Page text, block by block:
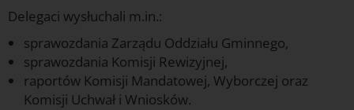
Delegaci wysłuchali m.in.:
sprawozdania Zarządu Oddziału Gminnego,
sprawozdania Komisji Rewizyjnej,
raportów Komisji Mandatowej, Wyborczej oraz
Komisji Uchwał i Wniosków.